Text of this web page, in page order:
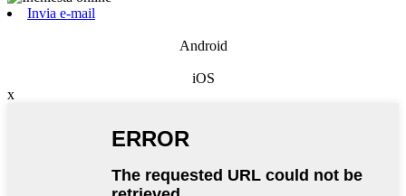
Invia e-mail
Android
iOS
x